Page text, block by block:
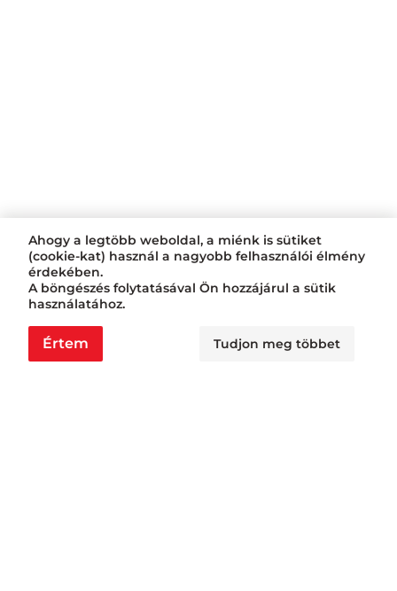
Ahogy a legtöbb weboldal, a miénk is sütiket
(cookie-kat) használ a nagyobb felhasználói élmény
érdekében.
A böngészés folytatásával Ön hozzájárul a sütik
használatához.
Értem Tudjon meg többet